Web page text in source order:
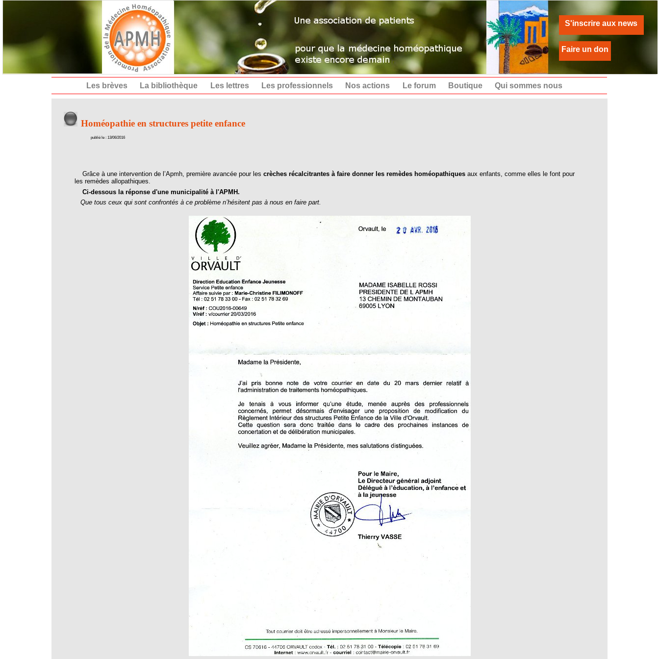
S'inscrire aux news
Faire un don
Les brèves La bibliothèque Les lettres Les professionnels Nos actions Le forum Boutique Qui sommes nous
Homéopathie en structures petite enfance
publié le : 13/06/2016
Grâce à une intervention de l’Apmh, première avancée pour les crèches récalcitrantes à faire donner les remèdes homéopathiques aux enfants, comme elles le font pour
les remèdes allopathiques.
Ci-dessous la réponse d'une municipalité à l'APMH.
Que tous ceux qui sont confrontés à ce problème n’hésitent pas à nous en faire part.